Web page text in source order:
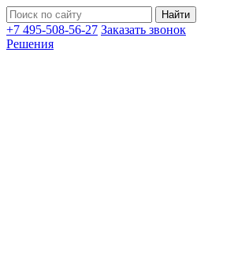
+7 495-508-56-27 Заказать звонок
Решения